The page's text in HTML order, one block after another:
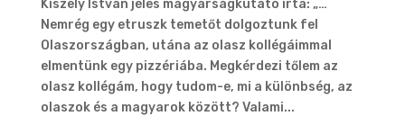
Kiszely István jeles magyarságkutató írta: „…
Nemrég egy etruszk temetőt dolgoztunk fel
Olaszországban, utána az olasz kollégáimmal
elmentünk egy pizzériába. Megkérdezi tőlem az
olasz kollégám, hogy tudom-e, mi a különbség, az
olaszok és a magyarok között? Valami...